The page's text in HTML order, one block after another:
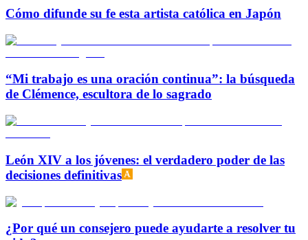
Cómo difunde su fe esta artista católica en Japón
“Mi trabajo es una oración continua”: la búsqueda
de Clémence, escultora de lo sagrado
León XIV a los jóvenes: el verdadero poder de las
decisiones definitivas
¿Por qué un consejero puede ayudarte a resolver tu